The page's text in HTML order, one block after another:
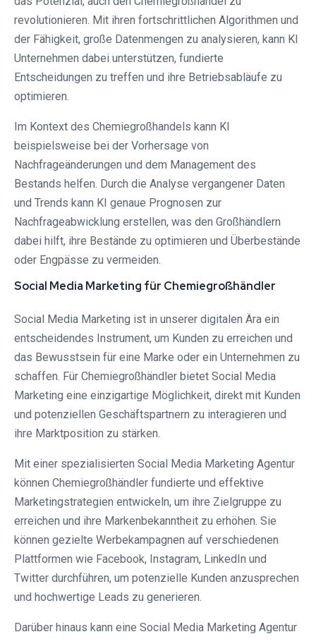
revolutionieren. Mit ihren fortschrittlichen Algorithmen und
der Fähigkeit, große Datenmengen zu analysieren, kann KI
Unternehmen dabei unterstützen, fundierte
Entscheidungen zu treffen und ihre Betriebsabläufe zu
optimieren.
Im Kontext des Chemiegroßhandels kann KI
beispielsweise bei der Vorhersage von
Nachfrageänderungen und dem Management des
Bestands helfen. Durch die Analyse vergangener Daten
und Trends kann KI genaue Prognosen zur
Nachfrageabwicklung erstellen, was den Großhändlern
dabei hilft, ihre Bestände zu optimieren und Überbestände
oder Engpässe zu vermeiden.
Social Media Marketing für Chemiegroßhändler
Social Media Marketing ist in unserer digitalen Ära ein
entscheidendes Instrument, um Kunden zu erreichen und
das Bewusstsein für eine Marke oder ein Unternehmen zu
schaffen. Für Chemiegroßhändler bietet Social Media
Marketing eine einzigartige Möglichkeit, direkt mit Kunden
und potenziellen Geschäftspartnern zu interagieren und
ihre Marktposition zu stärken.
Mit einer spezialisierten Social Media Marketing Agentur
können Chemiegroßhändler fundierte und effektive
Marketingstrategien entwickeln, um ihre Zielgruppe zu
erreichen und ihre Markenbekanntheit zu erhöhen. Sie
können gezielte Werbekampagnen auf verschiedenen
Plattformen wie Facebook, Instagram, LinkedIn und
Twitter durchführen, um potenzielle Kunden anzusprechen
und hochwertige Leads zu generieren.
Darüber hinaus kann eine Social Media Marketing Agentur